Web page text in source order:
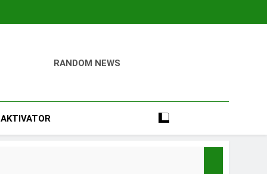
RANDOM NEWS
AKTIVATOR